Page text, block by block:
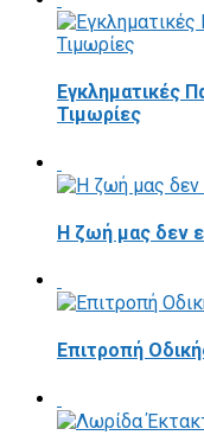
Εγκληματικές
Τιμωρίες
Η ζωή μας δεν
Επιτροπή